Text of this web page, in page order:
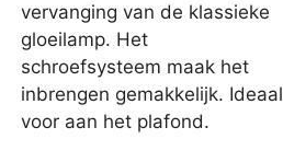
vervanging van de klassieke
gloeilamp. Het
schroefsysteem maak het
inbrengen gemakkelijk. Ideaal
voor aan het plafond.